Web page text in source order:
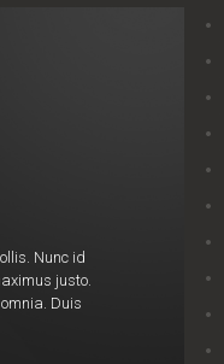
Nunc id
justo.
Duis